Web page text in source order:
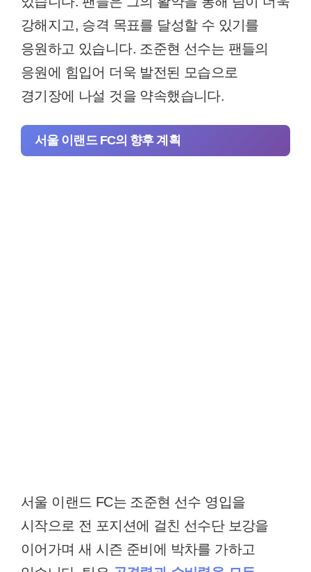
강해지고, 승격 목표를 달성할 수 있기를
응원하고 있습니다. 조준현 선수는 팬들의
응원에 힘입어 더욱 발전된 모습으로
경기장에 나설 것을 약속했습니다.
서울 이랜드 FC의 향후 계획
서울 이랜드 FC는 조준현 선수 영입을
시작으로 전 포지션에 걸친 선수단 보강을
이어가며 새 시즌 준비에 박차를 가하고